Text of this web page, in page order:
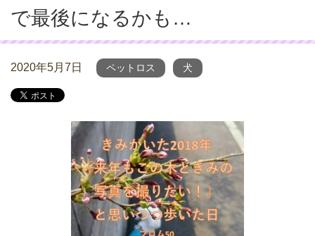
で最後になるかも…
2020年5月7日 ペットロス 犬